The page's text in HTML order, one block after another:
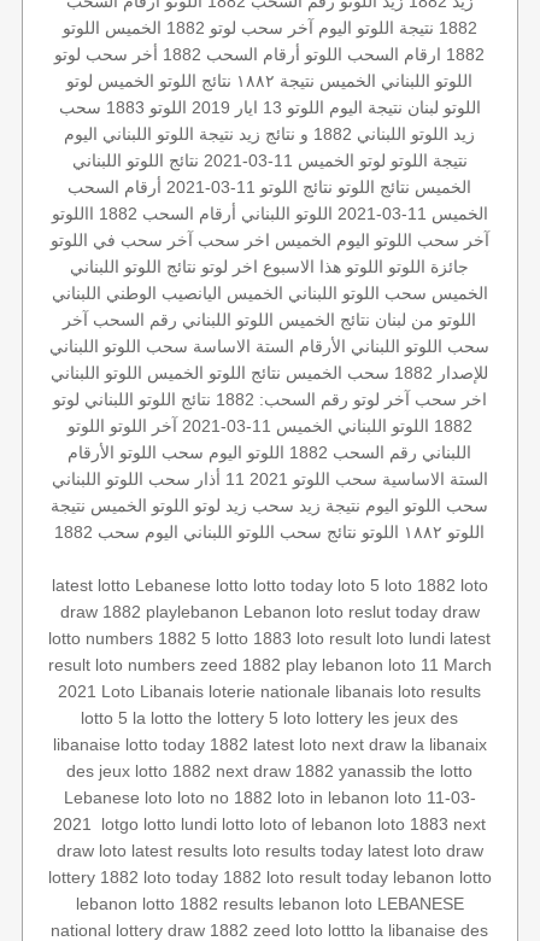
1882 نتيجة اللوتو اليوم آخر سحب لوتو 1882 الخميس
اللوتو
1882 ارقام السحب اللوتو أرقام السحب 1882
أخر سحب لوتو
اللوتو اللبناني الخميس نتيجة ١٨٨٢ نتائج اللوتو الخميس لوتو
اللوتو لبنان نتيجة اليوم اللوتو 13 ايار 2019 اللوتو 1883
سحب
زيد اللوتو اللبناني 1882 و نتائج زيد
نتيجة اللوتو اللبناني اليوم
نتيجة اللوتو لوتو الخميس 11-03-2021
نتائج اللوتو اللبناني
الخميس نتائج اللوتو نتائج اللوتو 11-03-2021
أرقام السحب
الخميس 11-03-2021
اللوتو اللبناني أرقام السحب 1882
االلوتو
آخر سحب اللوتو اليوم الخميس اخر سحب آخر سحب في اللوتو
جائزة اللوتو اللوتو هذا الاسبوع اخر لوتو نتائج اللوتو اللبناني
الخميس سحب اللوتو اللبناني الخميس اليانصيب الوطني اللبناني
اللوتو من لبنان نتائج الخميس اللوتو اللبناني رقم السحب آخر
سحب اللوتو اللبناني الأرقام الستة الاساسة سحب اللوتو اللبناني
للإصدار 1882
سحب الخميس نتائج اللوتو الخميس اللوتو اللبناني
اخر سحب آخر لوتو رقم السحب: 1882 نتائج اللوتو اللبناني لوتو
1882 اللوتو اللبناني الخميس 11-03-2021 آخر اللوتو اللوتو
اللبناني رقم السحب 1882
اللوتو اليوم سحب اللوتو الأرقام
الستة الاساسية سحب اللوتو 2021 11 أذار
سحب اللوتو اللبناني
سحب اللوتو اليوم نتيجة زيد سحب زيد لوتو اللوتو الخميس نتيجة
اللوتو ١٨٨٢
اللوتو نتائج سحب اللوتو اللبناني اليوم سحب 1882
latest lotto Lebanese lotto lotto today loto 5 loto 1882 loto
draw 1882 playlebanon Lebanon loto reslut today draw
lotto numbers 1882 5 lotto 1883 loto result loto lundi latest
result loto numbers zeed 1882 play lebanon loto 11 March
2021 Loto Libanais loterie nationale libanais loto results
lotto 5 la lotto the lottery 5 loto lottery les jeux des
libanaise lotto today 1882 latest loto next draw la libanaix
des jeux lotto 1882 next draw 1882 yanassib the lotto
Lebanese loto loto no 1882 loto in lebanon loto 11-03-
2021
lotgo lotto lundi lotto loto of lebanon loto 1883 next
draw loto latest results loto results today latest loto draw
lottery 1882 loto today 1882 loto result today lebanon lotto
lebanon lotto 1882 results lebanon loto LEBANESE
national lottery draw 1882 zeed loto lottto la libanaise des